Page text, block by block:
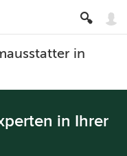
in
in Ihrer